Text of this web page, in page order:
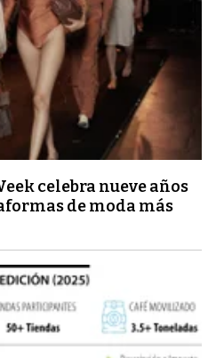
celebra nueve años
de moda más